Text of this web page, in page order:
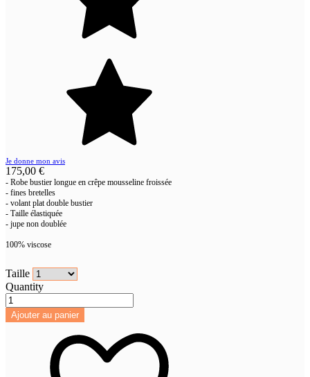
Je donne mon avis
175,00 €
- Robe bustier longue en crêpe mousseline froissée
- fines bretelles
- volant plat double bustier
- Taille élastiquée
- jupe non doublée
100% viscose
Taille
Quantity
Ajouter au panier